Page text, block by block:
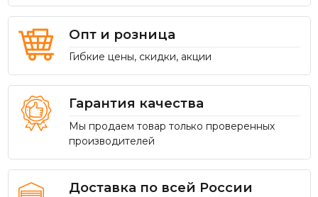
Опт и розница
Гибкие цены, скидки, акции
Гарантия качества
Мы продаем товар только проверенных
производителей
Доставка по всей России